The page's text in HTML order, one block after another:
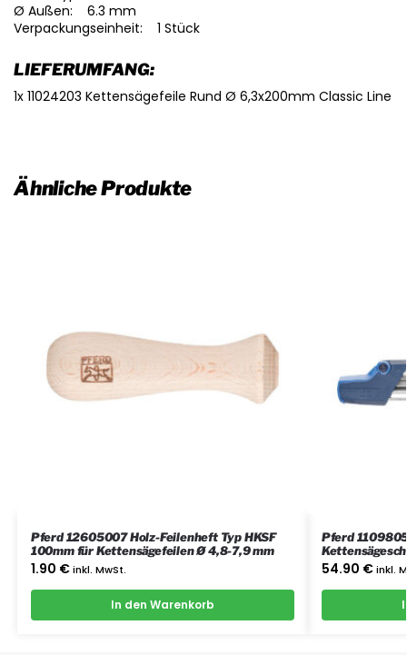
Ø Außen: 6.3 mm
Verpackungseinheit: 1 Stück
LIEFERUMFANG:
1x 11024203 Kettensägefeile Rund Ø 6,3x200mm Classic Line
Ähnliche Produkte
Pferd 12605007 Holz-Feilenheft Typ HKSF
100mm für Kettensägefeilen Ø 4,8-7,9 mm
1.90 € inkl. MwSt.
In den Warenkorb
Pferd
Kettenteilung
54.90 € inkl.